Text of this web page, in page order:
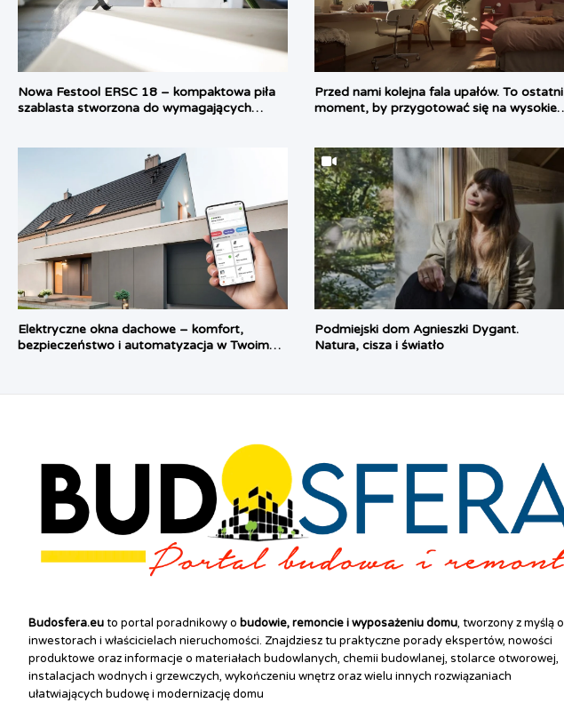
Nowa Festool ERSC 18 – kompaktowa piła
szablasta stworzona do wymagających
Przed nami kolejna fala upałów. To ostatni
moment, by przygotować się na wysokie
Elektryczne okna dachowe – komfort,
bezpieczeństwo i automatyzacja w Twoim
Podmiejski dom Agnieszki Dygant.
Natura, cisza i światło
Budosfera.euto portal poradnikowy o budowie, remoncie i wyposażeniu domu, tworzony z myślą o
inwestorach i właścicielach nieruchomości. Znajdziesz tu praktyczne porady ekspertów, nowości
produktowe oraz informacje o materiałach budowlanych, chemii budowlanej, stolarce otworowej,
instalacjach wodnych i grzewczych, wykończeniu wnętrz oraz wielu innych rozwiązaniach
ułatwiających budowę i modernizację domu